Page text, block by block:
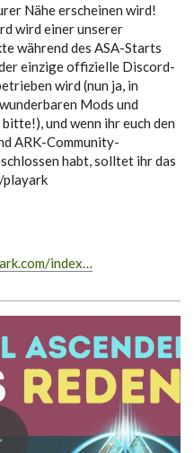
Nähe erscheinen wird!
wird einer unserer
während des ASA-Starts
einzige offizielle Discord-
wird (nun ja, in
Mods und
und wenn ihr euch den
ARK-Community-
habt, solltet ihr das
playark
index…